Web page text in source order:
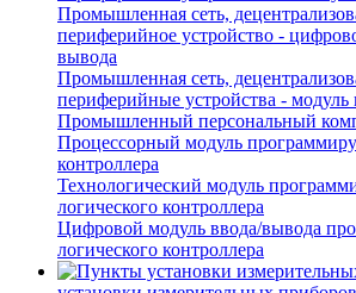
Промышленная сеть,
периферийное устройство -
вывода
Промышленная сеть,
периферийные устройства - модуль
Промышленный персональный
Процессорный модуль
контроллера
Технологический модуль
логического контроллера
Цифровой модуль ввода/вывода
логического контроллера